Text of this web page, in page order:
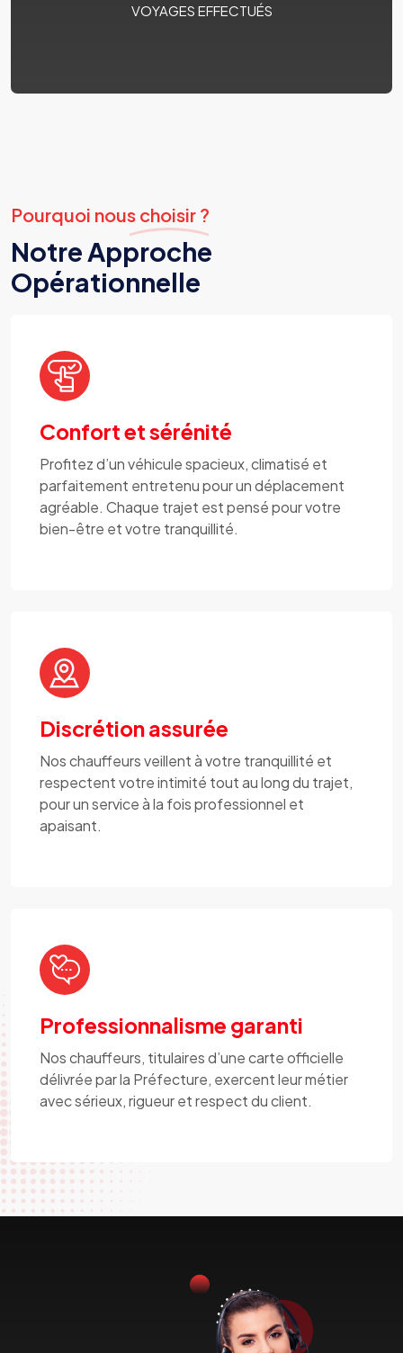
VOYAGES EFFECTUÉS
Pourquoi nous choisir ?
Notre Approche
Opérationnelle
Confort et sérénité
Profitez d’un véhicule spacieux, climatisé et
parfaitement entretenu pour un déplacement
agréable. Chaque trajet est pensé pour votre
bien-être et votre tranquillité.
Discrétion assurée
Nos chauffeurs veillent à votre tranquillité et
respectent votre intimité tout au long du trajet,
pour un service à la fois professionnel et
apaisant.
Professionnalisme garanti
Nos chauffeurs, titulaires d’une carte officielle
délivrée par la Préfecture, exercent leur métier
avec sérieux, rigueur et respect du client.